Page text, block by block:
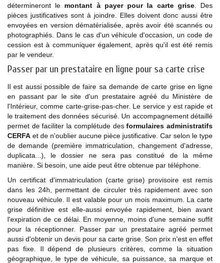
détermineront le montant à payer pour la carte grise. Des
pièces justificatives sont à joindre. Elles doivent donc aussi être
envoyées en version dématérialisée, après avoir été scannés ou
photographiés. Dans le cas d'un véhicule d'occasion, un code de
cession est à communiquer également, après qu'il est été remis
par le vendeur.
Passer par un prestataire en ligne pour sa carte crise
Il est aussi possible de faire sa demande de carte grise en ligne
en passant par le site d'un prestataire agréé du Ministère de
l'Intérieur, comme carte-grise-pas-cher. Le service y est rapide et
le traitement des données sécurisé. Un accompagnement détaillé
permet de faciliter la complétude desformulaires administratifs
CERFA et de n'oublier aucune pièce justificative. Car selon le type
de demande (première immatriculation, changement d'adresse,
duplicata...), le dossier ne sera pas constitué de la même
manière. Si besoin, une aide peut être obtenue par téléphone.
Un certificat d'immatriculation (carte grise) provisoire est remis
dans les 24h, permettant de circuler très rapidement avec son
nouveau véhicule. Il est valable pour un mois maximum. La carte
grise définitive est elle-aussi envoyée rapidement, bien avant
l'expiration de ce délai. En moyenne, moins d'une semaine suffit
pour la réceptionner. Passer par un prestataire agréé permet
aussi d'obtenir un devis pour sa carte grise. Son prix n'est en effet
pas fixe. Il dépend de plusieurs critères, comme la situation
géographique, le type de véhicule, sa puissance, sa marque et